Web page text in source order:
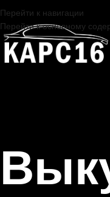
Перейти к навигации
Перейти к основному